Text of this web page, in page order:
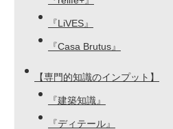
『LiVES』
『Casa Brutus』
【専門的知識のインプット】
『建築知識』
『ディテール』